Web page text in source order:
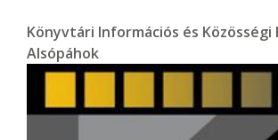
Könyvtári Információs és Közösségi
Alsópáhok